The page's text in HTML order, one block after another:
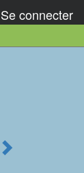
Se connecter